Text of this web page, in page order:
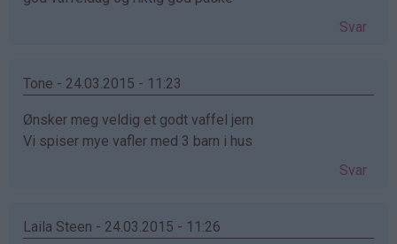
Svar
Tone - 24.03.2015 - 11:23
Ønsker meg veldig et godt vaffel jern
Vi spiser mye vafler med 3 barn i hus
Svar
Laila Steen - 24.03.2015 - 11:26